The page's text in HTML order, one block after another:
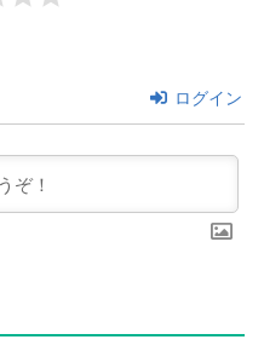
ログイン